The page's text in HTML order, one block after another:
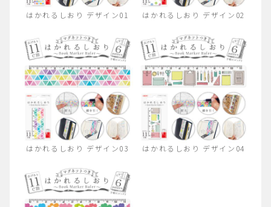
はかれるしおり デザイン01 はかれるしおり デザイン02
はかれるしおり デザイン03 はかれるしおり デザイン04